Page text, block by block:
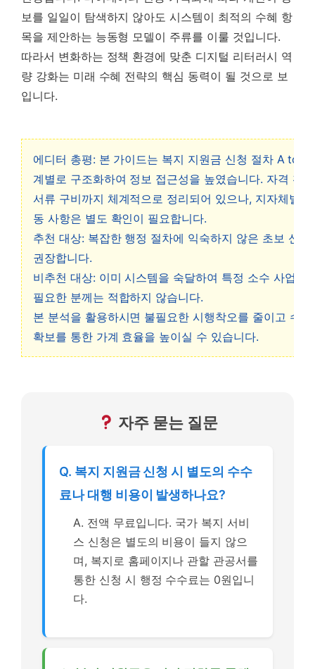
보를 일일이 탐색하지 않아도 시스템이 최적의 수혜 항
목을 제안하는 능동형 모델이 주류를 이룰 것입니다.
따라서 변화하는 정책 환경에 맞춘 디지털 리터러시 역
량 강화는 미래 수혜 전략의 핵심 동력이 될 것으로 보
입니다.
에디터 총평: 본 가이드는 복지 지원금 신청 절차 A to Z
계별로 구조화하여 정보 접근성을 높였습니다. 자격 확
서류 구비까지 체계적으로 정리되어 있으나, 지자체별
동 사항은 별도 확인이 필요합니다.
추천 대상: 복잡한 행정 절차에 익숙하지 않은 초보 신청
권장합니다.
비추천 대상: 이미 시스템을 숙달하여 특정 소수 사업 정
필요한 분께는 적합하지 않습니다.
본 분석을 활용하시면 불필요한 시행착오를 줄이고 수급
확보를 통한 가계 효율을 높이실 수 있습니다.
자주 묻는 질문
Q. 복지 지원금 신청 시 별도의 수수
료나 대행 비용이 발생하나요?
A. 전액 무료입니다. 국가 복지 서비
스 신청은 별도의 비용이 들지 않으
며, 복지로 홈페이지나 관할 관공서를
통한 신청 시 행정 수수료는 0원입니
다.